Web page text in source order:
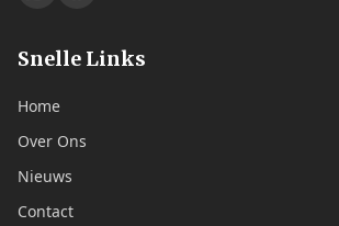
Snelle Links
Home
Over Ons
Nieuws
Contact